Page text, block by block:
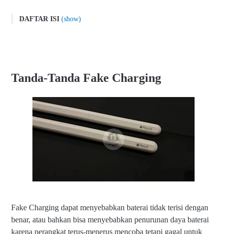
DAFTAR ISI (show)
Solusi Perbaikan
Penutup
Tanda-Tanda Fake Charging
Fake Charging dapat menyebabkan baterai tidak terisi dengan
benar, atau bahkan bisa menyebabkan penurunan daya baterai
karena perangkat terus-menerus mencoba tetapi gagal untuk